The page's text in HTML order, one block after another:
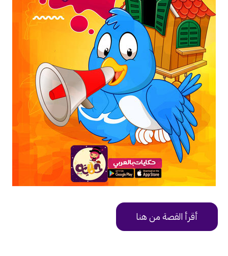
أقرأ القصة من هنا
https://uy9v6.app.goo.gl/Hwwa